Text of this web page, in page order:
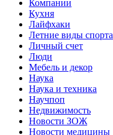
Компании
Кухня
Лайфхаки
Летние виды спорта
Личный счет
Люди
Мебель и декор
Наука
Наука и техника
Научпоп
Недвижимость
Новости ЗОЖ
Новости медицины